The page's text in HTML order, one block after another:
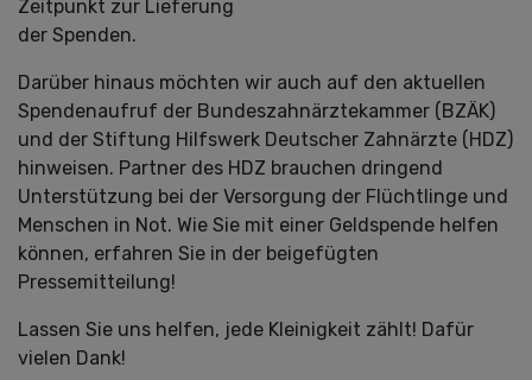
Zeitpunkt zur Lieferung
der Spenden.
Darüber hinaus möchten wir auch auf den aktuellen
Spendenaufruf der Bundeszahnärztekammer (BZÄK)
und der Stiftung Hilfswerk Deutscher Zahnärzte (HDZ)
hinweisen. Partner des HDZ brauchen dringend
Unterstützung bei der Versorgung der Flüchtlinge und
Menschen in Not. Wie Sie mit einer Geldspende helfen
können, erfahren Sie in der beigefügten
Pressemitteilung!
Lassen Sie uns helfen, jede Kleinigkeit zählt! Dafür
vielen Dank!